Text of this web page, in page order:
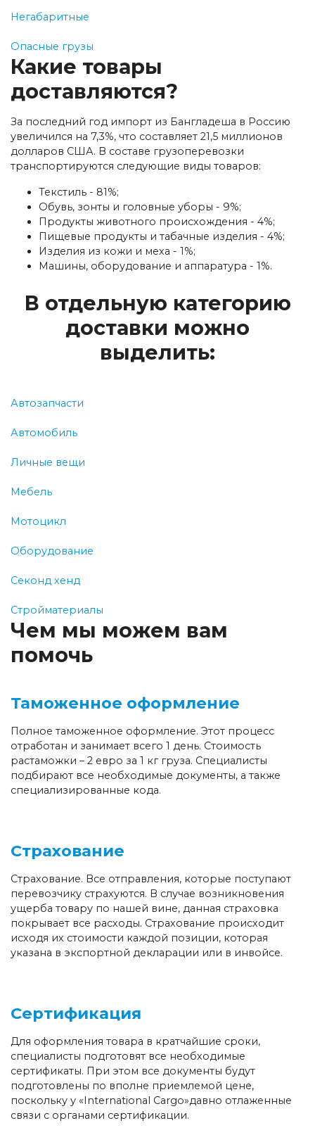
Негабаритные
Опасные грузы
Какие товары
доставляются?
За последний год импорт из Бангладеша в Россию
увеличился на 7,3%, что составляет 21,5 миллионов
долларов США. В составе грузоперевозки
транспортируются следующие виды товаров:
Текстиль - 81%;
Обувь, зонты и головные уборы - 9%;
Продукты животного происхождения - 4%;
Пищевые продукты и табачные изделия - 4%;
Изделия из кожи и меха - 1%;
Машины, оборудование и аппаратура - 1%.
В отдельную категорию
доставки можно
выделить:
Автозапчасти
Автомобиль
Личные вещи
Мебель
Мотоцикл
Оборудование
Секонд хенд
Стройматериалы
Чем мы можем вам
помочь
Таможенное оформление
Полное таможенное оформление. Этот процесс
отработан и занимает всего 1 день. Стоимость
растаможки – 2 евро за 1 кг груза. Специалисты
подбирают все необходимые документы, а также
специализированные кода.
Страхование
Страхование. Все отправления, которые поступают
перевозчику страхуются. В случае возникновения
ущерба товару по нашей вине, данная страховка
покрывает все расходы. Страхование происходит
исходя их стоимости каждой позиции, которая
указана в экспортной декларации или в инвойсе.
Сертификация
Для оформления товара в кратчайшие сроки,
специалисты подготовят все необходимые
сертификаты. При этом все документы будут
подготовлены по вполне приемлемой цене,
поскольку у «International Cargo»давно отлаженные
связи с органами сертификации.